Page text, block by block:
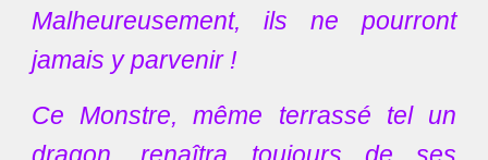
Malheureusement, ils ne pourront
jamais y parvenir !
Ce Monstre, même terrassé tel un